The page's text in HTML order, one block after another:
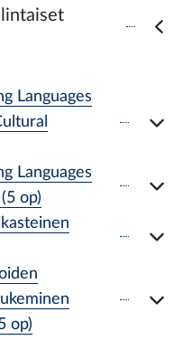
Languages
Languages
op)
op)